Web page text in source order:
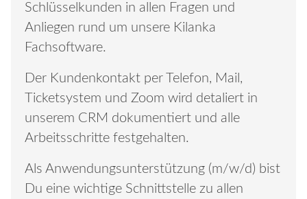
Schlüsselkunden in allen Fragen und
Anliegen rund um unsere Kilanka
Fachsoftware.
Der Kundenkontakt per Telefon, Mail,
Ticketsystem und Zoom wird detaliert in
unserem CRM dokumentiert und alle
Arbeitsschritte festgehalten.
Als Anwendungsunterstützung (m/w/d) bist
Du eine wichtige Schnittstelle zu allen